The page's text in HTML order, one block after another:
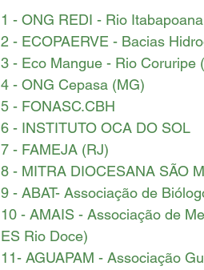
1 - ONG REDI - Rio
2 - ECOPAERVE - Bacias
3 - Eco Mangue - Rio Coruripe
4 - ONG Cepasa (MG)
5 - FONASC.CBH
6 - INSTITUTO OCA DO SOL
7 - FAMEJA (RJ)
8 - MITRA DIOCESANA SÃO
9 - ABAT- Associação de
10 - AMAIS - Associação de
ES Rio Doce)
11- AGUAPAM - Associação